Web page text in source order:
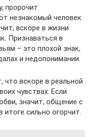
пророчит
незнакомый человек
вскоре в жизни
Признаваться в
– это плохой знак,
и недопонимании.
что вскоре в реальной
чувствах. Если
значит, общение с
сильно огорчит.